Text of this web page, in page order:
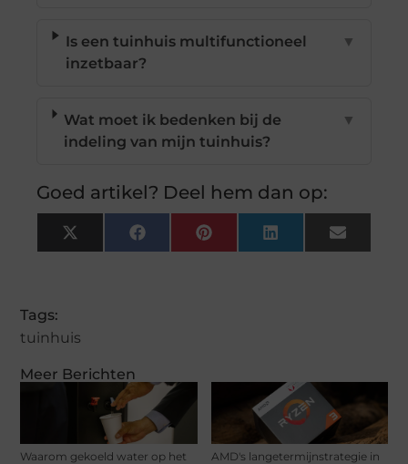
Meer Berichten
Waarom gekoeld water op het
AMD's langetermijnstrategie in
Is een tuinhuis multifunctioneel
inzetbaar?
▼
Wat moet ik bedenken bij de
indeling van mijn tuinhuis?
▼
Goed artikel? Deel hem dan op:
X
(Twitter)
FacebookPinterestLinkedInEmail
Tags:
tuinhuis